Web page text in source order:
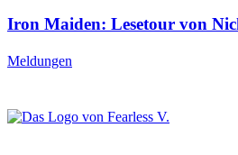
Iron Maiden: Lesetour von
Meldungen